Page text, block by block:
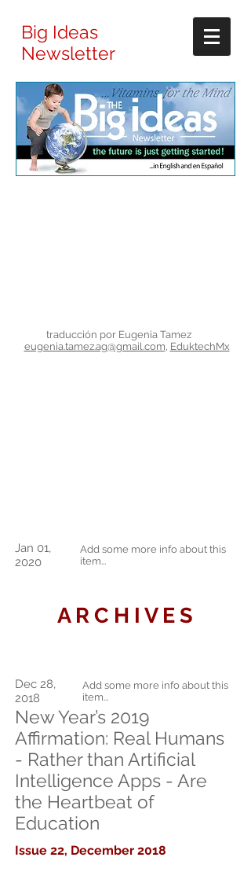
Big Ideas
Newsletter
traducción por Eugenia Tamez
eugenia.tamez.ag@gmail.com, EduktechMx
Jan 01,
2020
Add some more info about this
item...
A R C H I V E S
Dec 28,
2018
Add some more info about this
item...
New Year’s 2019
Affirmation: Real Humans
- Rather than Artificial
Intelligence Apps - Are
the Heartbeat of
Education
Issue 22, December 2018